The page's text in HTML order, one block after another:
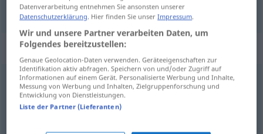
moliti,zahtijevati ausbitten
Synonyme für "ausbitten"
offenlassen,vorbehalten,(sich) offenhalten
Datenverarbeitung entnehmen Sie ansonsten unserer
Datenschutzerklärung. Hier finden Sie unserImpressum.
Wir und unsere Partner verarbeiten Daten, um
Folgendes bereitzustellen:
Genaue Geolocation-Daten verwenden. Geräteeigenschaften zur
Identifikation aktiv abfragen. Speichern von und/oder Zugriff auf
Informationen auf einem Gerät. Personalisierte Werbung und Inhalte,
Messung von Werbung und Inhalten, Zielgruppenforschung und
Entwicklung von Dienstleistungen.
Liste der Partner (Lieferanten)